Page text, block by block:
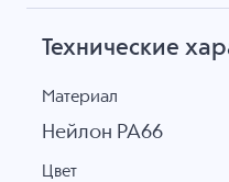
Технические
Материал
Нейлон PA66
Цвет